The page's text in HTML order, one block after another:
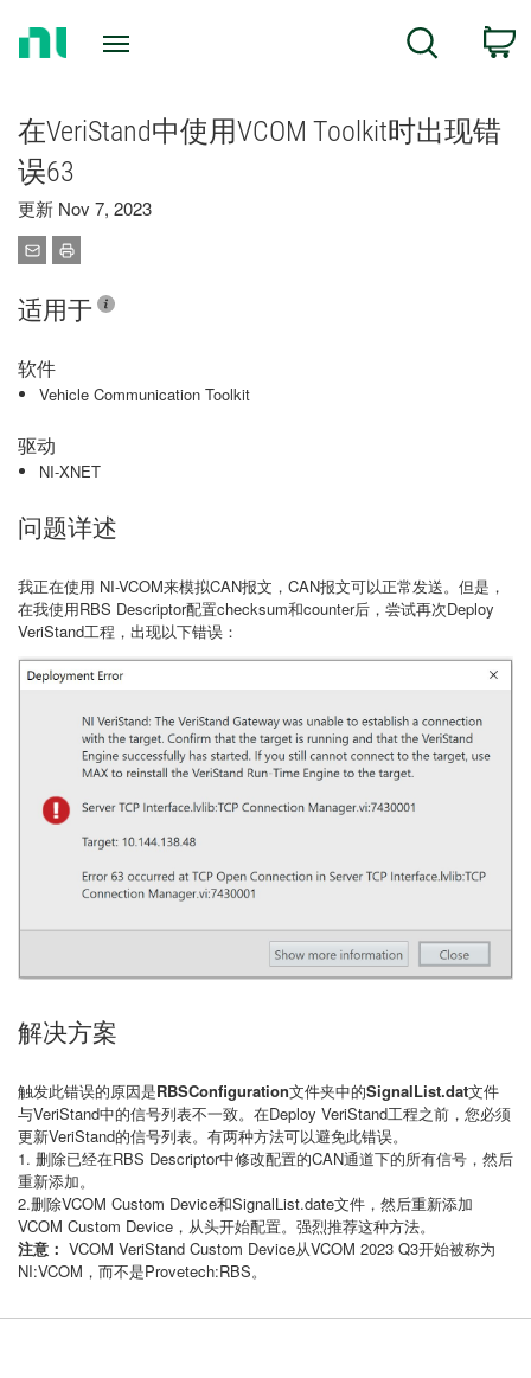
Search
在VeriStand中使用VCOM Toolkit时出现错
误63
更新 Nov 7, 2023
适用于
软件
Vehicle Communication Toolkit
驱动
NI-XNET
问题详述
我正在使用 NI-VCOM来模拟CAN报文，CAN报文可以正常发送。但是，
在我使用RBS Descriptor配置checksum和counter后，尝试再次Deploy
VeriStand工程，出现以下错误：
解决方案
触发此错误的原因是RBSConfiguration文件夹中的SignalList.dat文件
与VeriStand中的信号列表不一致。在Deploy VeriStand工程之前，您必须
更新VeriStand的信号列表。有两种方法可以避免此错误。
1. 删除已经在RBS Descriptor中修改配置的CAN通道下的所有信号，然后
重新添加。
2.删除VCOM Custom Device和SignalList.date文件，然后重新添加
VCOM Custom Device，从头开始配置。强烈推荐这种方法。
注意： VCOM VeriStand Custom Device从VCOM 2023 Q3开始被称为
NI:VCOM，而不是Provetech:RBS。